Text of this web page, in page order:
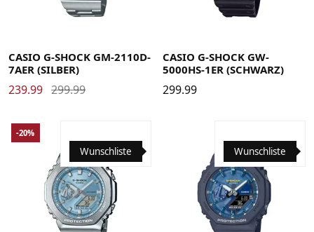
CASIO G-SHOCK GM-2110D-
7AER (SILBER)
239.99 299.99
CASIO G-SHOCK GW-
5000HS-1ER (SCHWARZ)
299.99
Wunschliste
-20%
Wunschliste